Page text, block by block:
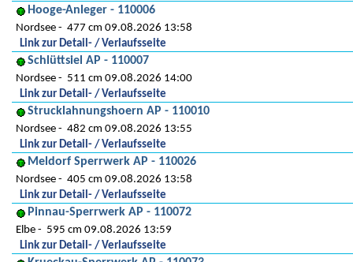
Hooge-Anleger - 110006
Nordsee
477 cm 09.08.2026 13:58
Link zur Detail- / Verlaufsseite
Schlüttsiel AP - 110007
Nordsee
511 cm 09.08.2026 14:00
Link zur Detail- / Verlaufsseite
Strucklahnungshoern AP - 110010
Nordsee
482 cm 09.08.2026 13:55
Link zur Detail- / Verlaufsseite
Meldorf Sperrwerk AP - 110026
Nordsee
405 cm 09.08.2026 13:58
Link zur Detail- / Verlaufsseite
Pinnau-Sperrwerk AP - 110072
Elbe
595 cm 09.08.2026 13:59
Link zur Detail- / Verlaufsseite